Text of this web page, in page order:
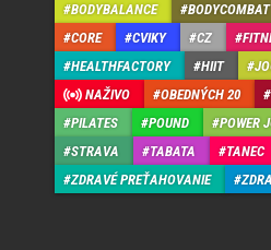
BODYBALANCE
BODYCOMBAT
CORE
CVIKY CZ
HEALTHFACTORY
HIIT
NAŽIVO
OBEDNÝCH 20
PILATES
POUND POWER
STRAVA
TABATA TANEC
ZDRAVÉ PREŤAHOVANIE